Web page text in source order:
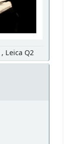
Leica Q2